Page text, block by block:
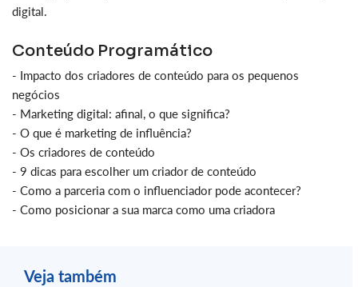
digital.
Conteúdo Programático
- Impacto dos criadores de conteúdo para os pequenos
negócios
- Marketing digital: afinal, o que significa?
- O que é marketing de influência?
- Os criadores de conteúdo
- 9 dicas para escolher um criador de conteúdo
- Como a parceria com o influenciador pode acontecer?
- Como posicionar a sua marca como uma criadora
Veja também